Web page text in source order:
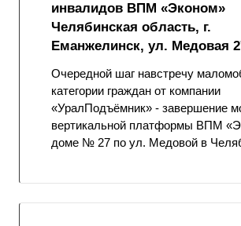
инвалидов ВПМ «Эконом»
Челябинская область, г.
Еманжелинск, ул. Медовая
Очередной шаг навстречу
категории граждан от компании
«УралПодъёмник» - завершение
вертикальной платформы ВПМ
доме № 27 по ул. Медовой в